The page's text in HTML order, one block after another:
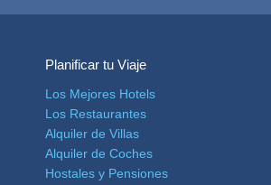
Planificar tu Viaje
Los Mejores Hotels
Los Restaurantes
Alquiler de Villas
Alquiler de Coches
Hostales y Pensiones